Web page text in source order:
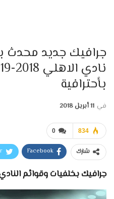
جرافيك جديد محدث
بأحترافية
في 11 أبريل 2018
0 834
شارك Facebook
جرافيك بخلفيات وقوائم النادي الاهلي